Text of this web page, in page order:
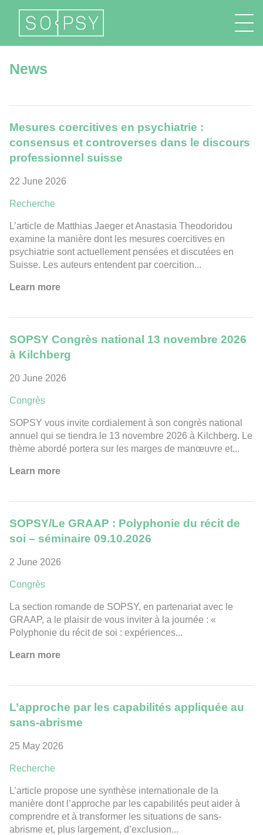
FR EN IT
News
Mesures coercitives en psychiatrie :
consensus et controverses dans le discours
professionnel suisse
22 June 2026
Recherche
L’article de Matthias Jaeger et Anastasia Theodoridou
examine la manière dont les mesures coercitives en
psychiatrie sont actuellement pensées et discutées en
Suisse. Les auteurs entendent par coercition...
Learn more
SOPSY Congrès national 13 novembre 2026
à Kilchberg
20 June 2026
Congrès
SOPSY vous invite cordialement à son congrès national
annuel qui se tiendra le 13 novembre 2026 à Kilchberg. Le
thème abordé portera sur les marges de manœuvre et...
Learn more
SOPSY/Le GRAAP : Polyphonie du récit de
soi – séminaire 09.10.2026
2 June 2026
Congrès
La section romande de SOPSY, en partenariat avec le
GRAAP, a le plaisir de vous inviter à la journée : «
Polyphonie du récit de soi : expériences...
Learn more
L’approche par les capabilités appliquée au
sans-abrisme
25 May 2026
Recherche
L’article propose une synthèse internationale de la
manière dont l’approche par les capabilités peut aider à
comprendre et à transformer les situations de sans-
abrisme et, plus largement, d’exclusion...